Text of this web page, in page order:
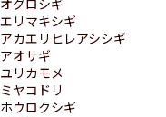
エリマキシギ
アカエリヒレアシシギ
アオサギ
ユリカモメ
ミヤコドリ
ホウロクシギ